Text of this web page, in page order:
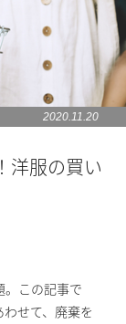
2020.11.20
洋服の買い
。この記事で
せて、廃棄を